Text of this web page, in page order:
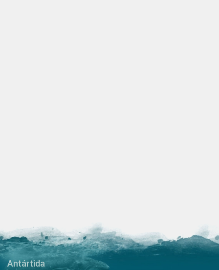
Antártida